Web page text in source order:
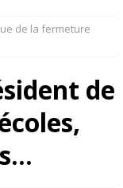
de la fermeture
de